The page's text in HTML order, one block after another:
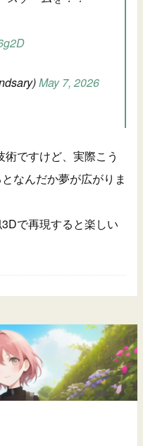
May 7, 2026
ですけど、実際こう
なんだか夢が広がりま
で再現すると楽しい